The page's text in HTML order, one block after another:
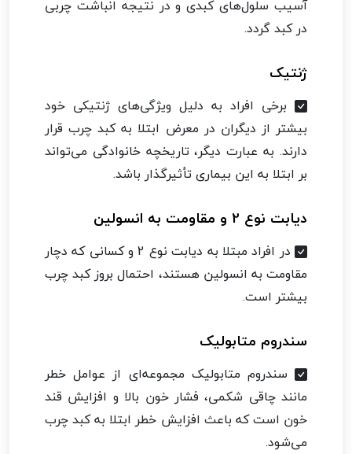
آسیب سلول‌های کبدی و در نتیجه انباشت چربی
در کبد گردد.
ژنتیک
برخی افراد به دلیل ویژگی‌های ژنتیکی خود
بیشتر از دیگران در معرض ابتلا به کبد چرب قرار
دارند. به عبارت دیگر، تاریخچه خانوادگی می‌تواند
بر ابتلا به این بیماری تأثیرگذار باشد.
دیابت نوع 2 و مقاومت به انسولین
در افراد مبتلا به دیابت نوع 2 و کسانی که دچار
مقاومت به انسولین هستند، احتمال بروز کبد چرب
بیشتر است.
سندروم متابولیک
سندروم متابولیک مجموعه‌ای از عوامل خطر
مانند چاقی شکمی، فشار خون بالا و افزایش قند
خون است که باعث افزایش خطر ابتلا به کبد چرب
می‌شود.